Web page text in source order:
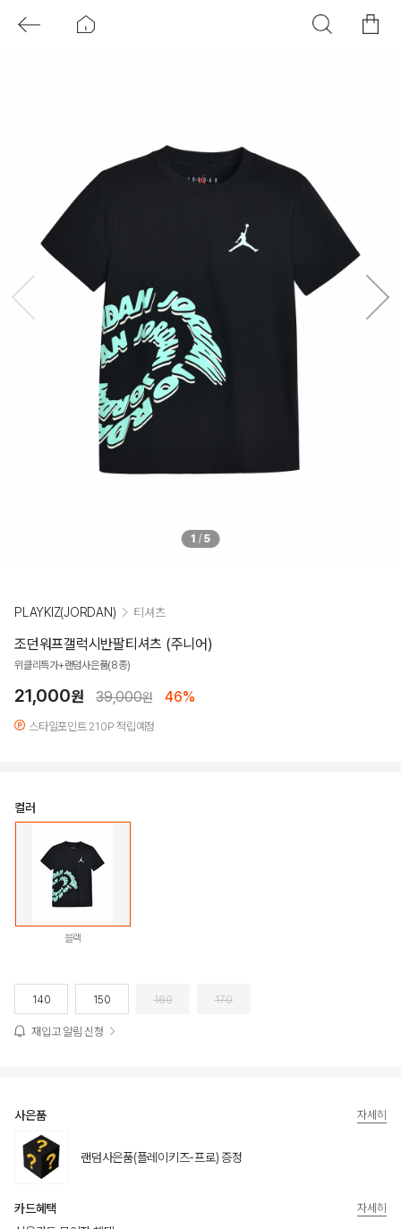
1 /5
PLAYKIZ(JORDAN) 티셔츠
조던워프갤럭시반팔티셔츠 (주니어)
위클리특가+랜덤사은품(8종)
21,000원 39,000원 46%
스타일포인트 210P 적립예정
컬러
블랙
140 150 160 170
재입고 알림 신청
사은품
랜덤사은품(플레이키즈-프로) 증정
자세히
카드혜택
자세히